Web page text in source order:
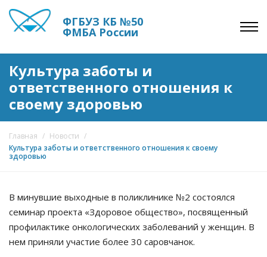
ФГБУЗ КБ №50
ФМБА России
Культура заботы и
ответственного отношения к
своему здоровью
Главная / Новости /
Культура заботы и ответственного отношения к своему
здоровью
В минувшие выходные в поликлинике №2 состоялся
семинар проекта «Здоровое общество», посвященный
профилактике онкологических заболеваний у женщин. В
нем приняли участие более 30 саровчанок.